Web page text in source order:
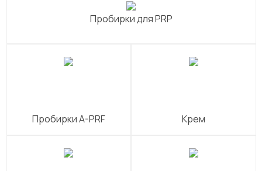
Пробирки для PRP
Пробирки A-PRF Крем